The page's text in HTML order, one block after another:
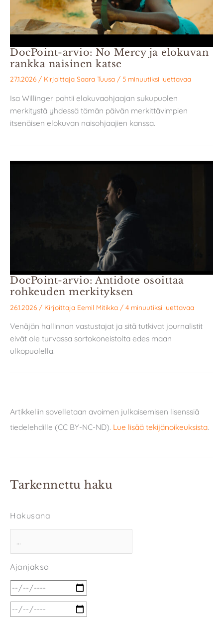
DocPoint-arvio: No Mercy ja elokuvan
rankka naisinen katse
27.1.2026 / Kirjoittaja Saara Tuusa / 5 minuutiksi luettavaa
Isa Willinger pohtii elokuvaohjaajan sukupuolen
merkitystä yhdessä tämän päivän merkittävimpien
itsenäisen elokuvan naisohjaajien kanssa.
DocPoint-arvio: Antidote osoittaa
rohkeuden merkityksen
26.1.2026 / Kirjoittaja Eemil Mitikka / 4 minuutiksi luettavaa
Venäjän hallinnon vastustajat ja sitä tutkivat journalistit
eivät ole turvassa sortokoneistolta edes maan
ulkopuolella.
Artikkeliin sovelletaan avoimen julkaisemisen lisenssiä
tiedelehdille (CC BY-NC-ND). Lue lisää tekijänoikeuksista.
Tarkennettu haku
Hakusana
Ajanjakso